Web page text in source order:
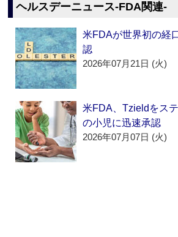
ヘルスデーニュース‐FDA関連‐
米FDAが世界初の経
認
2026年07月21日 (火)
米FDA、Tzieldをス
の小児に迅速承認
2026年07月07日 (火)